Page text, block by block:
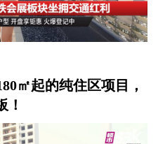
㎡起的纯住区项目，
！